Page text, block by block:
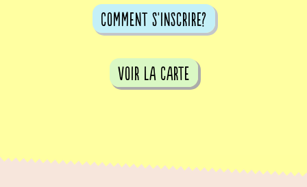
comment s'inscrire?
voir la carte